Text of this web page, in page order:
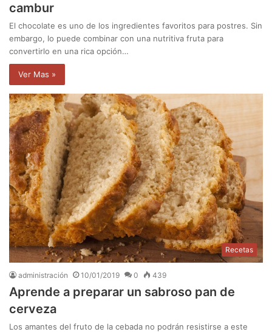
cambur
El chocolate es uno de los ingredientes favoritos para postres. Sin
embargo, lo puede combinar con una nutritiva fruta para
convertirlo en una rica opción…
Ver Mas »
Recetas
administración 10/01/2019 0 439
Aprende a preparar un sabroso pan de
cerveza
Los amantes del fruto de la cebada no podrán resistirse a este